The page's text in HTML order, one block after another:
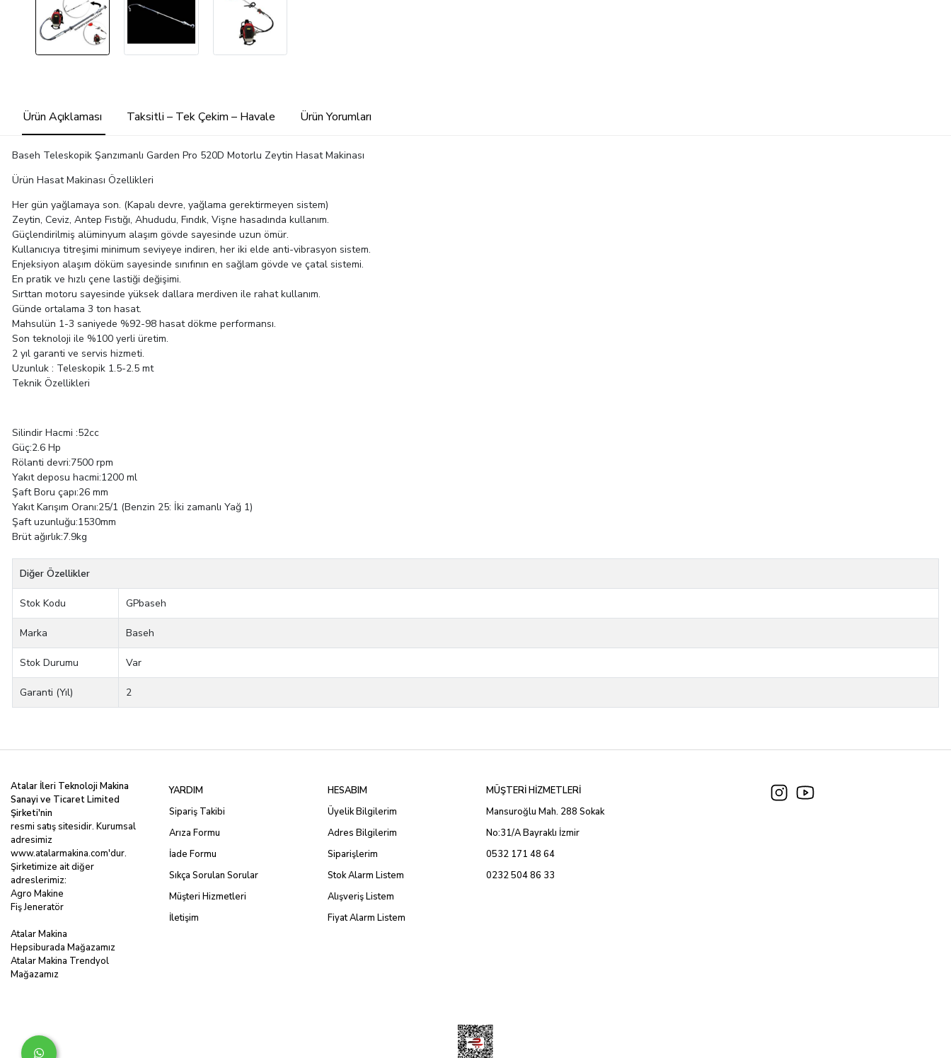
Ürün Açıklaması Taksitli – Tek Çekim – Havale Ürün Yorumları
Baseh Teleskopik Şanzımanlı Garden Pro 520D Motorlu Zeytin Hasat Makinası
Ürün Hasat Makinası Özellikleri
Her gün yağlamaya son. (Kapalı devre, yağlama gerektirmeyen sistem)
Zeytin, Ceviz, Antep Fıstığı, Ahududu, Fındık, Vişne hasadında kullanım.
Güçlendirilmiş alüminyum alaşım gövde sayesinde uzun ömür.
Kullanıcıya titreşimi minimum seviyeye indiren, her iki elde anti-vibrasyon sistem.
Enjeksiyon alaşım döküm sayesinde sınıfının en sağlam gövde ve çatal sistemi.
En pratik ve hızlı çene lastiği değişimi.
Sırttan motoru sayesinde yüksek dallara merdiven ile rahat kullanım.
Günde ortalama 3 ton hasat.
Mahsulün 1-3 saniyede %92-98 hasat dökme performansı.
Son teknoloji ile %100 yerli üretim.
2 yıl garanti ve servis hizmeti.
Uzunluk : Teleskopik 1.5-2.5 mt
Teknik Özellikleri
Silindir Hacmi :52cc
Güç:2.6 Hp
Rölanti devri:7500 rpm
Yakıt deposu hacmi:1200 ml
Şaft Boru çapı:26 mm
Yakıt Karışım Oranı:25/1 (Benzin 25: İki zamanlı Yağ 1)
Şaft uzunluğu:1530mm
Brüt ağırlık:7.9kg
Diğer Özellikler
Stok Kodu GPbaseh
Marka Baseh
Stok Durumu Var
Garanti (Yıl) 2
Atalar İleri Teknoloji Makina
Sanayi ve Ticaret Limited
Şirketi'nin
resmi satış sitesidir. Kurumsal
adresimiz
www.atalarmakina.com'dur.
Şirketimize ait diğer
adreslerimiz:
Agro Makine
Fiş Jeneratör
Atalar Makina
Hepsiburada Mağazamız
Atalar Makina Trendyol
Mağazamız
YARDIM
Sipariş Takibi
Arıza Formu
İade Formu
Sıkça Sorulan Sorular
Müşteri Hizmetleri
İletişim
HESABIM
Üyelik Bilgilerim
Adres Bilgilerim
Siparişlerim
Stok Alarm Listem
Alışveriş Listem
Fiyat Alarm Listem
MÜŞTERİ HİZMETLERİ
Mansuroğlu Mah. 288 Sokak
No:31/A Bayraklı İzmir
0532 171 48 64
0232 504 86 33